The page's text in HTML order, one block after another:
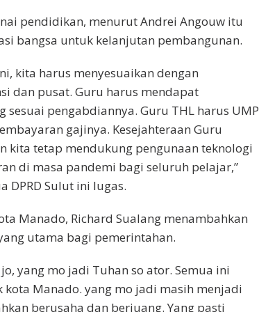
pendidikan, menurut Andrei Angouw itu
bangsa untuk kelanjutan pembangunan.
kita harus menyesuaikan dengan
dan pusat. Guru harus mendapat
sesuai pengabdiannya. Guru THL harus UMP
gajinya. Kesejahteraan Guru
kita tetap mendukung pengunaan teknologi
di masa pandemi bagi seluruh pelajar,”
DPRD Sulut ini lugas.
Manado, Richard Sualang menambahkan
utama bagi pemerintahan.
yang mo jadi Tuhan so ator. Semua ini
Manado. yang mo jadi masih menjadi
berusaha dan berjuang. Yang pasti